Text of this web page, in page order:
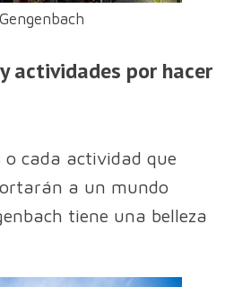
actividades por hacer
o cada actividad que
a un mundo
tiene una belleza